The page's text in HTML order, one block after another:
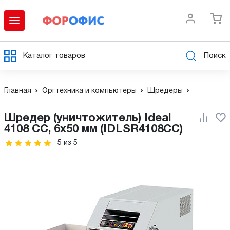
Каталог товаров Поиск
Главная Оргтехника и компьютеры Шредеры
Шредер (уничтожитель) Ideal
4108 CC, 6x50 мм (IDLSR4108CC)
5 из 5